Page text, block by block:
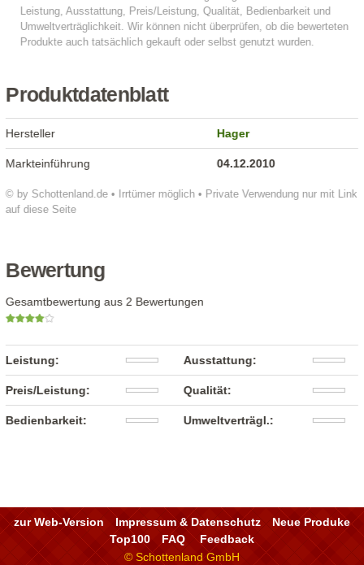
Produktdatenblatt
© by Schottenland.de • Irrtümer möglich • Private Verwendung nur mit Link
auf diese Seite
Hersteller Hager
Markteinführung 04.12.2010
Bewertung
Gesamtbewertung aus 2 Bewertungen
Leistung: Ausstattung:
Preis/Leistung: Qualität:
Bedienbarkeit: Umweltverträgl.:
zur Web-Version Impressum & Datenschutz
Neue Produke
Top100
FAQ
Feedback
© Schottenland GmbH